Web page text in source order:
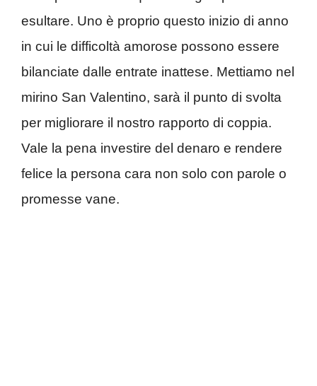
esultare. Uno è proprio questo inizio di anno
in cui le difficoltà amorose possono essere
bilanciate dalle entrate inattese. Mettiamo nel
mirino San Valentino, sarà il punto di svolta
per migliorare il nostro rapporto di coppia.
Vale la pena investire del denaro e rendere
felice la persona cara non solo con parole o
promesse vane.